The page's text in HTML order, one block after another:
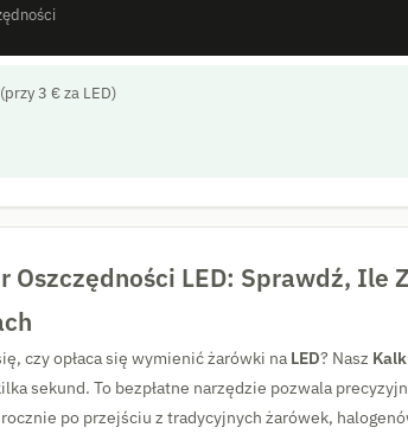
3 € za LED)
Oszczędności LED: Sprawdź, Ile
czy opłaca się wymienić żarówki na LED? Nasz
sekund. To bezpłatne narzędzie pozwala
po przejściu z tradycyjnych żarówek,